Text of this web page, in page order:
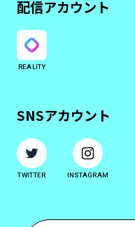
配信アカウント
REALITY
SNSアカウント
TWITTER INSTAGRAM